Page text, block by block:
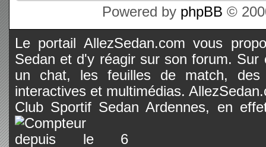
Powered by phpBB ©
Le portail AllezSedan.com vous
Sedan et d'y réagir sur son forum.
un chat, les feuilles de match, des
interactives et multimédias.
Club Sportif Sedan Ardennes, en